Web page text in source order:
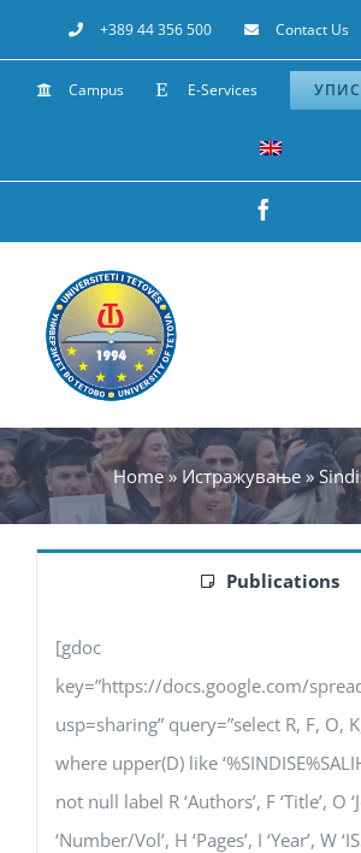
to
content
+389 44 356 500 Contact Us
Campus E-Services
Home» Истражување»
Publications
[gdoc
key=”https://docs.google.com/
usp=sharing” query=”select R, F, O,
where upper(D) like
not null label R ‘Authors’, F ‘Title’, O
‘Number/Vol’, H ‘Pages’, I ‘Year’, W